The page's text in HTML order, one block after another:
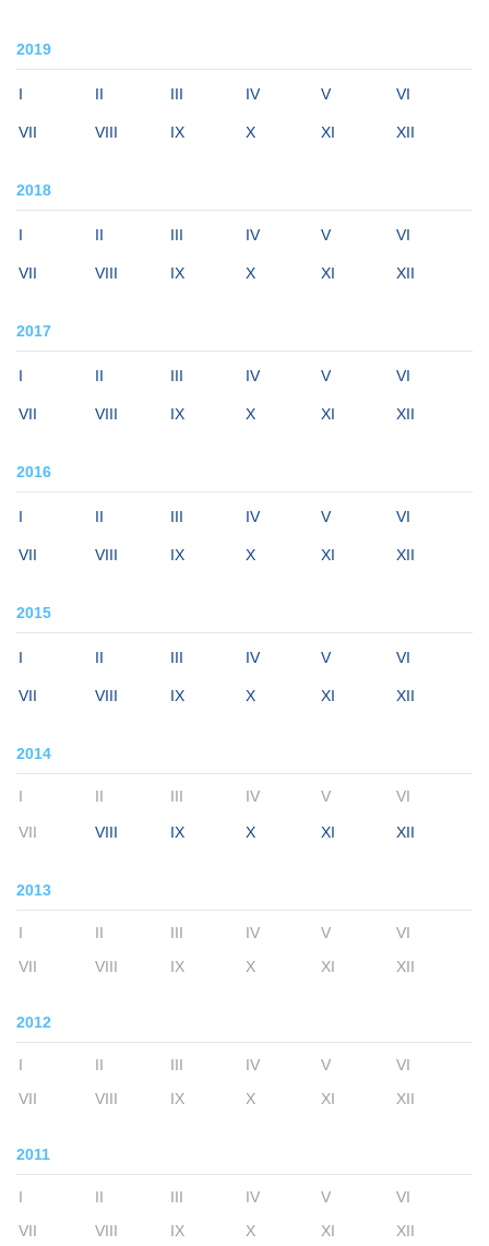
2019
I II III IV V VI
VII VIII IX X XI XII
2018
I II III IV V VI
VII VIII IX X XI XII
2017
I II III IV V VI
VII VIII IX X XI XII
2016
I II III IV V VI
VII VIII IX X XI XII
2015
I II III IV V VI
VII VIII IX X XI XII
2014
I II III IV V VI
VII VIII IX X XI XII
2013
I II III IV V
VI
VII
VIII IX X XI XII
2012
I II III IV V
VI
VII
VIII IX X XI XII
2011
I II III IV V
VI
VII
VIII IX X XI XII